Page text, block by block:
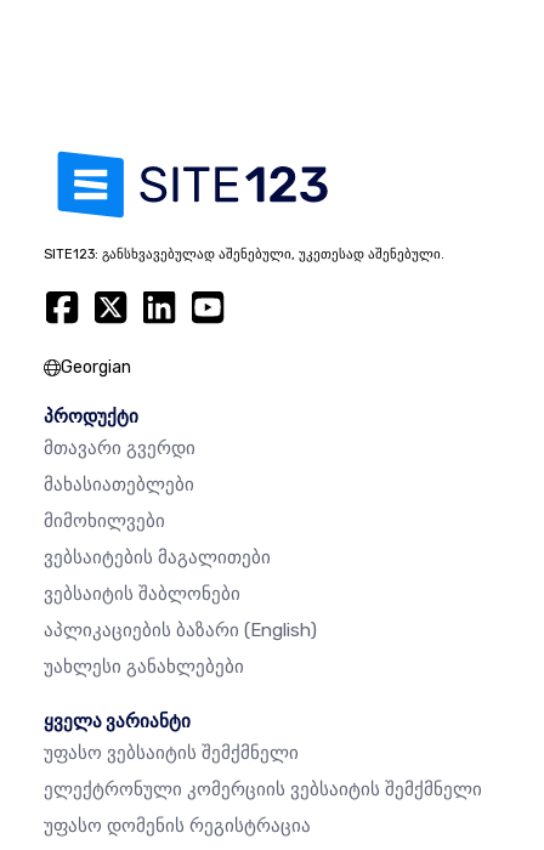
SITE123: განსხვავებულად აშენებული, უკეთესად აშენებული.
Georgian
პროდუქტი
Მთავარი Გვერდი
Მახასიათებლები
Მიმოხილვები
Ვებსაიტების Მაგალითები
Ვებსაიტის Შაბლონები
Აპლიკაციების Ბაზარი (English)
Უახლესი Განახლებები
ყველა ვარიანტი
Უფასო Ვებსაიტის Შემქმნელი
Ელექტრონული Კომერციის Ვებსაიტის Შემქმნელი
Უფასო Დომენის Რეგისტრაცია